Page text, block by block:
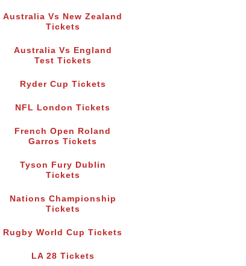
Australia Vs New Zealand
Tickets
Australia Vs England
Test Tickets
Ryder Cup Tickets
NFL London Tickets
French Open Roland
Garros Tickets
Tyson Fury Dublin
Tickets
Nations Championship
Tickets
Rugby World Cup Tickets
LA 28 Tickets